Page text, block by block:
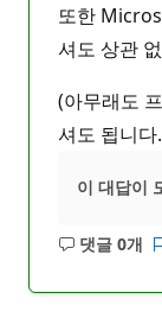
또한
셔도 상관
(아무래도
셔도 됩니다
이 대답이
댓글 0개
설